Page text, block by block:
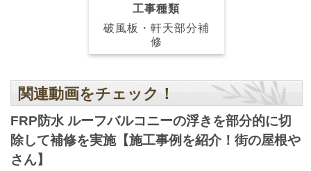
工事種類
破風板・軒天部分補
修
関連動画をチェック！
FRP防水 ルーフバルコニーの浮きを部分的に切
除して補修を実施【施工事例を紹介！街の屋根や
さん】